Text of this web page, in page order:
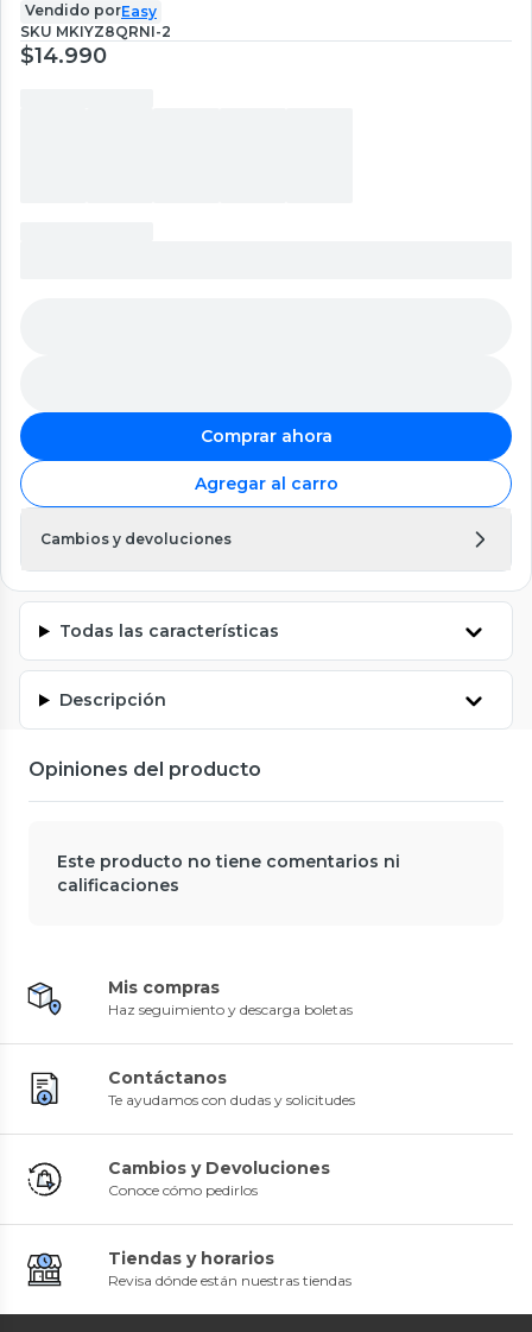
Vendido porEasy
SKU MKIYZ8QRNI-2
$14.990
Comprar ahora
Agregar al carro
Cambios y devoluciones
Todas las características
Descripción
Opiniones del producto
Este producto no tiene comentarios ni
calificaciones
Mis compras
Haz seguimiento y descarga boletas
Contáctanos
Te ayudamos con dudas y solicitudes
Cambios y Devoluciones
Conoce cómo pedirlos
Tiendas y horarios
Revisa dónde están nuestras tiendas